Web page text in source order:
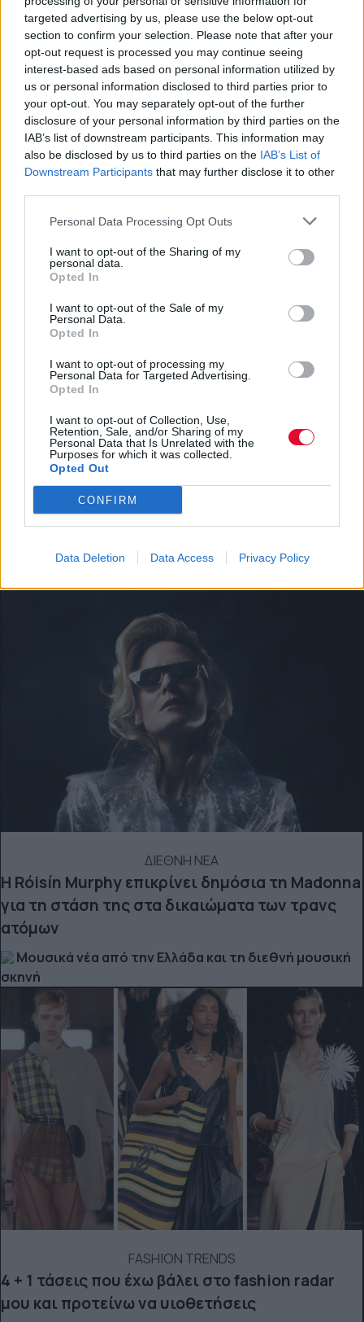
targeted advertising by us, please use the below opt-out
section to confirm your selection. Please note that after your
opt-out request is processed you may continue seeing
interest-based ads based on personal information utilized by
us or personal information disclosed to third parties prior to
your opt-out. You may separately opt-out of the further
disclosure of your personal information by third parties on the
IAB’s list of downstream participants. This information may
also be disclosed by us to third parties on the IAB’s List of
Downstream Participants that may further disclose it to other
Personal Data Processing Opt Outs
I want to opt-out of the Sharing of my
personal data.
Opted In
I want to opt-out of the Sale of my
Personal Data.
Opted In
I want to opt-out of processing my
Personal Data for Targeted Advertising.
Opted In
I want to opt-out of Collection, Use,
Retention, Sale, and/or Sharing of my
Personal Data that Is Unrelated with the
Purposes for which it was collected.
Opted Out
CONFIRM
Data Deletion Data Access Privacy Policy
ΔΙΕΘΝΗ ΝΕΑ
Οι Green Day απέκτησαν το δικό τους 24ωρο
κανάλι στο YouTube με σπάνιο αρχειακό υλικό
Τα βασικά κομμάτια της capsule καλοκαιρινής
γκαρνταρόμπας
ΔΙΕΘΝΗ ΝΕΑ
Η Róisín Murphy επικρίνει δημόσια τη Madonna
για τη στάση της στα δικαιώματα των τρανς
ατόμων
Μουσικά νέα από την Ελλάδα και τη διεθνή μουσική
σκηνή
FASHION TRENDS
4 + 1 τάσεις που έχω βάλει στο fashion radar
μου και προτείνω να υιοθετήσεις